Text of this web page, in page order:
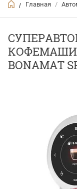
/ Главная /
BONAMAT